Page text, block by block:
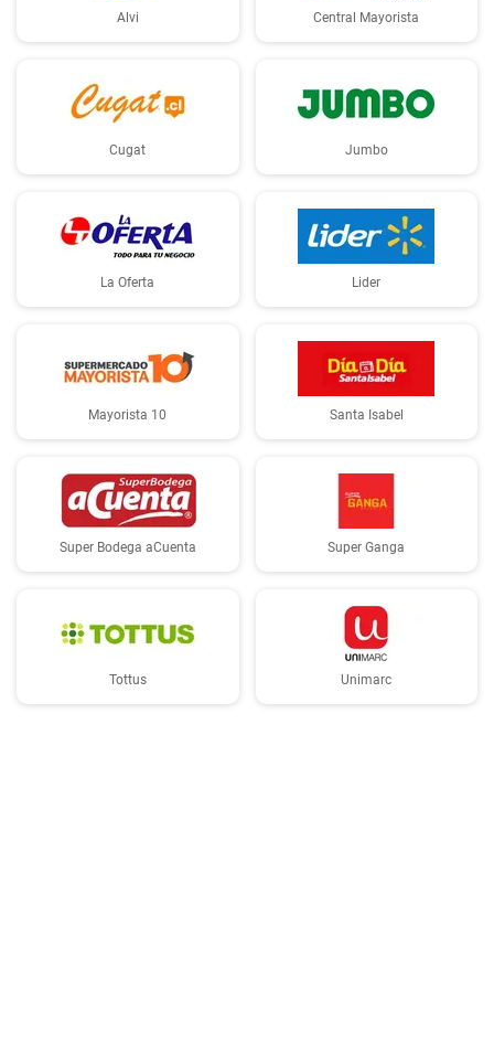
Alvi Central Mayorista
Cugat Jumbo
La Oferta Lider
Mayorista 10 Santa Isabel
Super Bodega aCuenta Super Ganga
Tottus Unimarc